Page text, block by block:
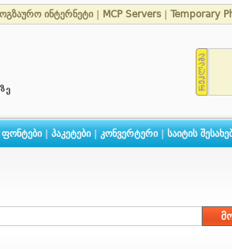
ინტერნეტი MCP Servers Temporary
ფონტები| პაკეტები| კონვერტერი| საიტის